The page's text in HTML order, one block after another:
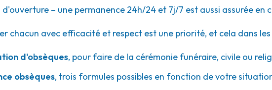
– une permanence 24h/24 et 7j/7 est aussi assurée en
chacun avec efficacité et respect est une priorité, et cela dans
d'obsèques, pour faire de la cérémonie funéraire, civile ou
obsèques, trois formules possibles en fonction de votre